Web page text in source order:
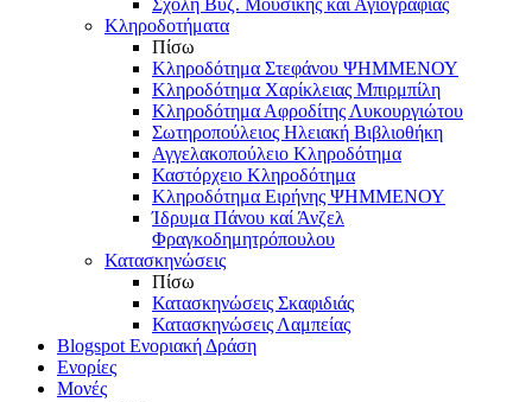
Κληροδοτήματα
Πίσω
Κληροδότημα Στεφάνου ΨΗΜΜΕΝΟΥ
Κληροδότημα Χαρίκλειας Μπιρμπίλη
Κληροδότημα Αφροδίτης Λυκουργιώτου
Σωτηροπούλειος Ηλειακή Βιβλιοθήκη
Αγγελακοπούλειο Κληροδότημα
Καστόρχειο Κληροδότημα
Κληροδότημα Ειρήνης ΨΗΜΜΕΝΟΥ
Ίδρυμα Πάνου καί Άνζελ
Φραγκοδημητρόπουλου
Κατασκηνώσεις
Πίσω
Κατασκηνώσεις Σκαφιδιάς
Κατασκηνώσεις Λαμπείας
Blogspot Ενοριακή Δράση
Ενορίες
Μονές